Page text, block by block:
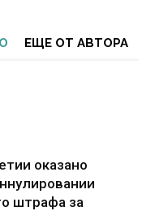
ЕЩЕ ОТ АВТОРА
оказано
штрафа за